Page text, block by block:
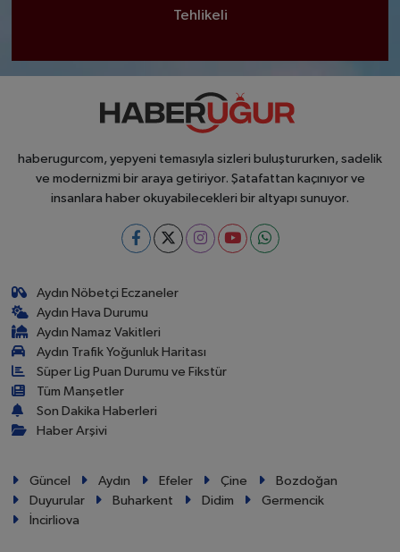
Tehlikeli
haberugurcom, yepyeni temasıyla sizleri buluştururken, sadelik
ve modernizmi bir araya getiriyor. Şatafattan kaçınıyor ve
insanlara haber okuyabilecekleri bir altyapı sunuyor.
Aydın Nöbetçi Eczaneler
Aydın Hava Durumu
Aydın Namaz Vakitleri
Aydın Trafik Yoğunluk Haritası
Süper Lig Puan Durumu ve Fikstür
Tüm Manşetler
Son Dakika Haberleri
Haber Arşivi
Güncel Aydın Efeler Çine
Bozdoğan
Duyurular
Buharkent Didim
Germencik
İncirliova